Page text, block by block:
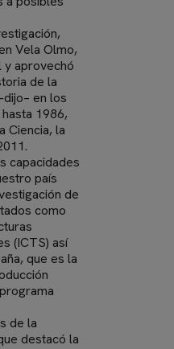
Vela Olmo,
y aprovechó
de la
en los
1986,
Ciencia, la
capacidades
país
de
como
(ICTS) así
que es la
de la
destacó la